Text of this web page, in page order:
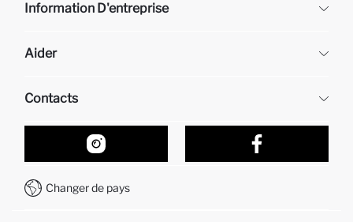
Information D'entreprise
À propos de nous
Aider
Retour et changement
Suivi de la Commande
Comment acheter sur DeFacto ?
Comment payer sur DeFacto?
Contacts
Nos Magasins
Formulaire de contact
Service Client +212 525 076 633
Changer de pays